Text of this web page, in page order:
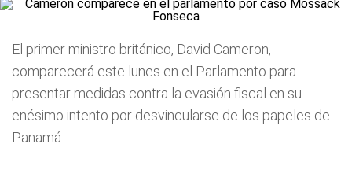
El primer ministro británico, David Cameron,
comparecerá este lunes en el Parlamento para
presentar medidas contra la evasión fiscal en su
enésimo intento por desvincularse de los papeles de
Panamá.